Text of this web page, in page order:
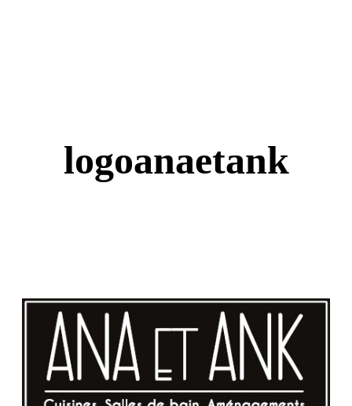
logoanaetank